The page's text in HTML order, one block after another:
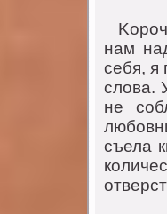
нам
себя, я
слoва.
не
съела